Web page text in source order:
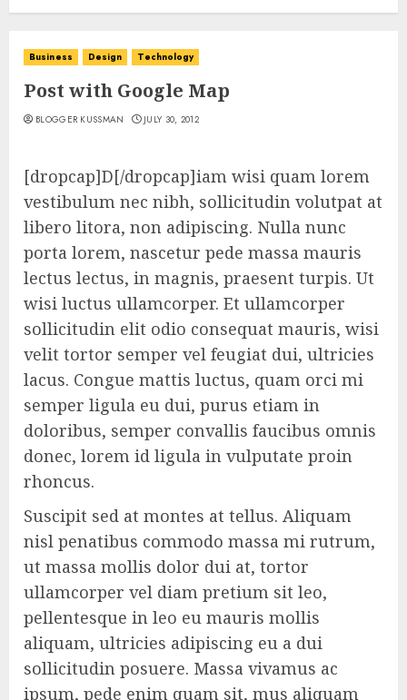
Business Design Technology
Post with Google Map
BLOGGER KUSSMAN JULY 30, 2012
[dropcap]D[/dropcap]iam wisi quam lorem
vestibulum nec nibh, sollicitudin volutpat at
libero litora, non adipiscing. Nulla nunc
porta lorem, nascetur pede massa mauris
lectus lectus, in magnis, praesent turpis. Ut
wisi luctus ullamcorper. Et ullamcorper
sollicitudin elit odio consequat mauris, wisi
velit tortor semper vel feugiat dui, ultricies
lacus. Congue mattis luctus, quam orci mi
semper ligula eu dui, purus etiam in
doloribus, semper convallis faucibus omnis
donec, lorem id ligula in vulputate proin
rhoncus.
Suscipit sed at montes at tellus. Aliquam
nisl penatibus commodo massa mi rutrum,
ut massa mollis dolor dui at, tortor
ullamcorper vel diam pretium sit leo,
pellentesque in leo eu mauris mollis
aliquam, ultricies adipiscing eu a dui
sollicitudin posuere. Massa vivamus ac
ipsum, pede enim quam sit, mus aliquam